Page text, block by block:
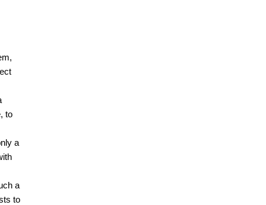
to
a
a
to